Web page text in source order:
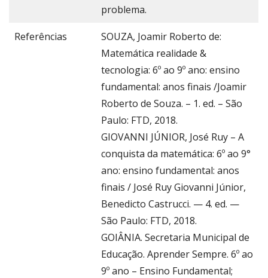
problema.
Referências
SOUZA, Joamir Roberto de:
Matemática realidade &
tecnologia: 6º ao 9º ano: ensino
fundamental: anos finais /Joamir
Roberto de Souza. – 1. ed. – São
Paulo: FTD, 2018.
GIOVANNI JÚNIOR, José Ruy – A
conquista da matemática: 6º ao 9°
ano: ensino fundamental: anos
finais / José Ruy Giovanni Júnior,
Benedicto Castrucci. — 4. ed. —
São Paulo: FTD, 2018.
GOIÂNIA. Secretaria Municipal de
Educação. Aprender Sempre. 6º ao
9º ano – Ensino Fundamental;